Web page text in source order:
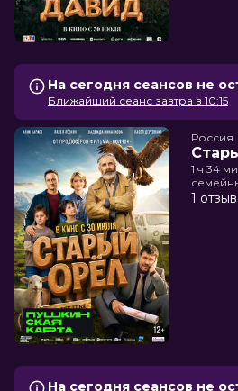
На сегодня сеансов не
Ближайший сеанс завтра в 10:15
Россия
1 ч 34
1 отзыв
На сегодня сеансов не